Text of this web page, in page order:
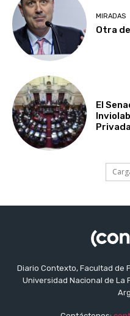
MIRADAS
Otra
El
Diario Contexto, Facultad de
Universidad Nacional de La